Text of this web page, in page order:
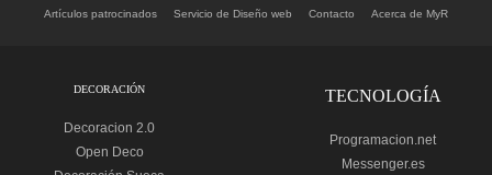
Artículos patrocinados Servicio de Diseño web Contacto Acerca de MyR
DECORACIÓN
Decoracion 2.0
Open Deco
TECNOLOGÍA
Programacion.net
Messenger.es